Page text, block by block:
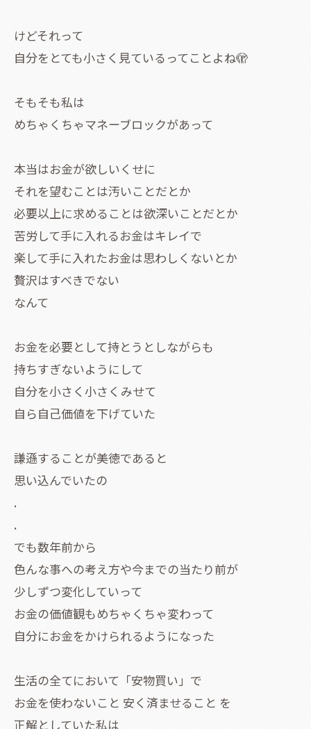
けどそれって
自分をとても小さく見ているってことよね🫣
そもそも私は
めちゃくちゃマネーブロックがあって
本当はお金が欲しいくせに
それを望むことは汚いことだとか
必要以上に求めることは欲深いことだとか
苦労して手に入れるお金はキレイで
楽して手に入れたお金は思わしくないとか
贅沢はすべきでない
なんて
お金を必要として持とうとしながらも
持ちすぎないようにして
自分を小さく小さくみせて
自ら自己価値を下げていた
謙遜することが美徳であると
思い込んでいたの
.
.
でも数年前から
色んな事への考え方や今までの当たり前が
少しずつ変化していって
お金の価値観もめちゃくちゃ変わって
自分にお金をかけられるようになった
生活の全てにおいて「安物買い」で
お金を使わないこと 安く済ませること を
正解としていた私は